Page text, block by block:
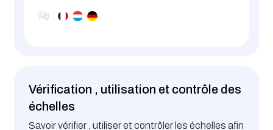
Vérification , utilisation et contrôle des
échelles
Savoir vérifier , utiliser et contrôler les échelles afin